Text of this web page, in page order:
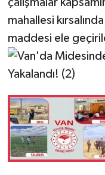
mahallesi
maddesi ele